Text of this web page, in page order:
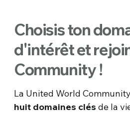
Choisis ton
d'intérêt et
Community !
La United World
huit domaines clés de la